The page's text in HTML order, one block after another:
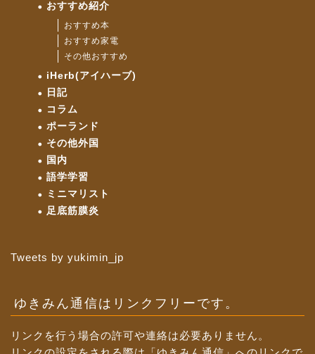
おすすめ紹介
おすすめ本
おすすめ家電
その他おすすめ
iHerb(アイハーブ)
日記
コラム
ポーランド
その他外国
国内
語学学習
ミニマリスト
足底筋膜炎
Tweets by yukimin_jp
ゆきみん通信はリンクフリーです。
リンクを行う場合の許可や連絡は必要ありません。